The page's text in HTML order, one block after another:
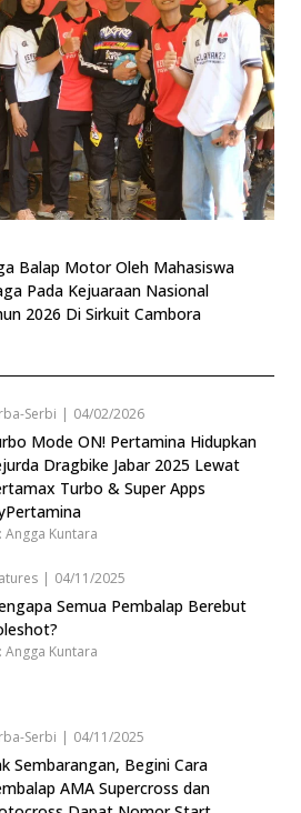
Balap Motor Oleh Mahasiswa
Pada Kejuaraan Nasional
2026 Di Sirkuit Cambora
Serbi | 04/02/2026
Mode ON! Pertamina Hidupkan
Dragbike Jabar 2025 Lewat
Turbo & Super Apps
Angga Kuntara
| 04/11/2025
Semua Pembalap Berebut
Angga Kuntara
Serbi | 04/11/2025
Sembarangan, Begini Cara
AMA Supercross dan